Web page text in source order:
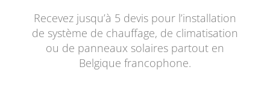
Recevez jusqu’à 5 devis pour l’installation
de système de chauffage, de climatisation
ou de panneaux solaires partout en
Belgique francophone.